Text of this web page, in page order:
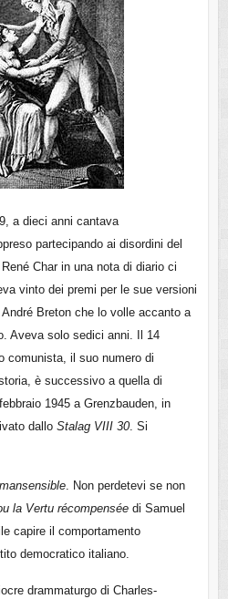
a dieci anni cantava
partecipando ai disordini del
Char in una nota di diario ci
vinto dei premi per le sue versioni
Breton che lo volle accanto a
Aveva solo sedici anni. Il 14
comunista, il suo numero di
è successivo a quella di
1945 a Grenzbauden, in
dallo Stalag VIII 30. Si
sensible. Non perdetevi se non
la Vertu récompenséedi Samuel
capire il comportamento
democratico italiano.
drammaturgo di Charles-